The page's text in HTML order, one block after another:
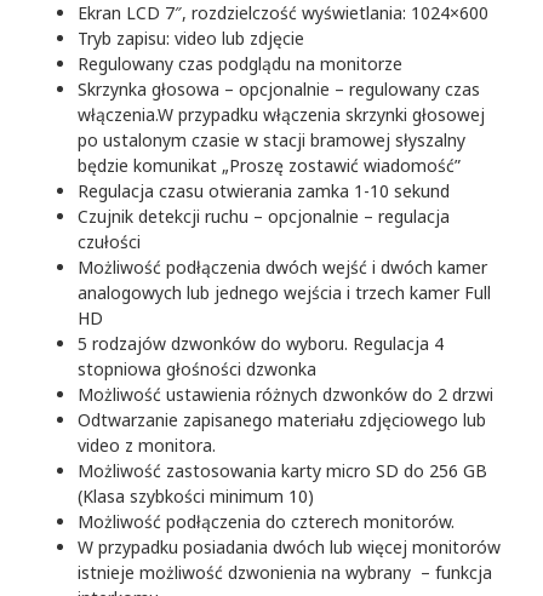
Ekran LCD 7″, rozdzielczość wyświetlania: 1024×600
Tryb zapisu: video lub zdjęcie
Regulowany czas podglądu na monitorze
Skrzynka głosowa – opcjonalnie – regulowany czas
włączenia.W przypadku włączenia skrzynki głosowej
po ustalonym czasie w stacji bramowej słyszalny
będzie komunikat „Proszę zostawić wiadomość”
Regulacja czasu otwierania zamka 1-10 sekund
Czujnik detekcji ruchu – opcjonalnie – regulacja
czułości
Możliwość podłączenia dwóch wejść i dwóch kamer
analogowych lub jednego wejścia i trzech kamer Full
HD
5 rodzajów dzwonków do wyboru. Regulacja 4
stopniowa głośności dzwonka
Możliwość ustawienia różnych dzwonków do 2 drzwi
Odtwarzanie zapisanego materiału zdjęciowego lub
video z monitora.
Możliwość zastosowania karty micro SD do 256 GB
(Klasa szybkości minimum 10)
Możliwość podłączenia do czterech monitorów.
W przypadku posiadania dwóch lub więcej monitorów
istnieje możliwość dzwonienia na wybrany – funkcja